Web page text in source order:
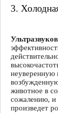
3.
неуверенную
животное в
сожалению, и
произведет